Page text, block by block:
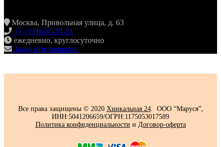
Москва, Привольная улица, д. 63
+7 (993)635-51-51
ежедневно, круглосуточно
Задавайте вопросы
Все права защищены © 2020 Хинкальная 24. ООО “Маруся”,
ИНН:5041206659/ОГРН:1175053017589
Политика конфиденциальности‍ и Договор-оферта